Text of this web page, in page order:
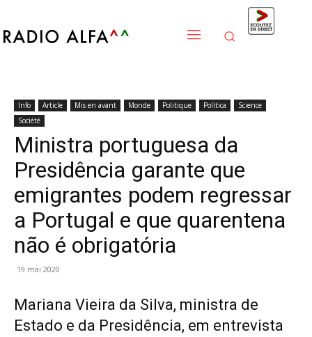
Info Article Mis en avant Monde Politique Política
Science
Société
Ministra portuguesa da
Presidência garante que
emigrantes podem regressar
a Portugal e que quarentena
não é obrigatória
19 mai 2020
Mariana Vieira da Silva, ministra de
Estado e da Presidência, em entrevista